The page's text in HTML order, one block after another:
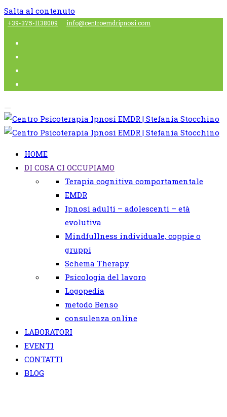
Salta al contenuto
+39-375-1138009 info@centroemdripnosi.com
HOME
DI COSA CI OCCUPIAMO
Terapia cognitiva comportamentale
EMDR
Ipnosi adulti – adolescenti – età
evolutiva
Mindfullness individuale, coppie o
gruppi
Schema Therapy
Psicologia del lavoro
Logopedia
metodo Benso
consulenza online
LABORATORI
EVENTI
CONTATTI
BLOG